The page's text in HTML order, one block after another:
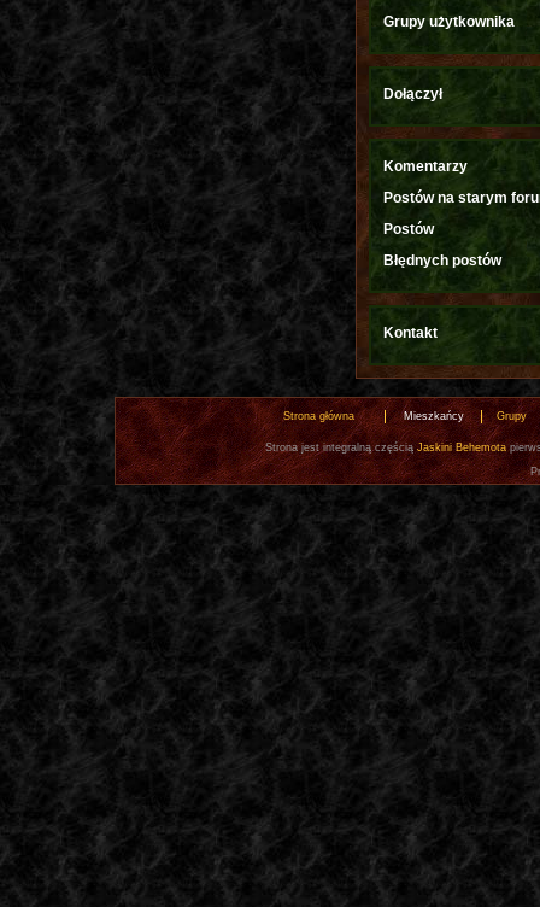
Grupy użytkownika
Dołączył
Komentarzy
Postów na starym
Postów
Błędnych postów
Kontakt
Strona główna Mieszkańcy Grupy
Strona jest integralną częścią Jaskini Behemota